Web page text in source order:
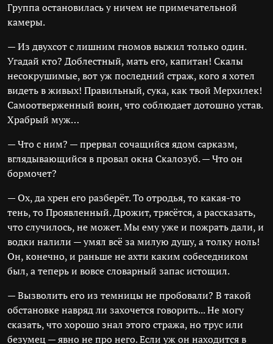
Группа остановилась у ничем не примечательной
камеры.
— Из двухсот с лишним гномов выжил только один.
Угадай кто? Доблестный, мать его, капитан! Скалы
несокрушимые, вот уж последний страж, кого я хотел
видеть в живых! Правильный, сука, как твой Мерхилек!
Самоотверженный воин, что соблюдает дотошно устав.
Храбрый муж…
— Что с ним? — прервал сочащийся ядом сарказм,
вглядывающийся в провал окна Скалозуб. — Что он
бормочет?
— Ох, да хрен его разберёт. То отродья, то какая-то
тень, то Проявленный. Дрожит, трясётся, а рассказать,
что случилось, не может. Мы ему уже и пожрать дали, и
водки налили — умял всё за милую душу, а толку ноль!
Он, конечно, и раньше не ахти каким собеседником
был, а теперь и вовсе словарный запас истощил.
— Вызволить его из темницы не пробовали? В такой
обстановке навряд ли захочется говорить... Не могу
сказать, что хорошо знал этого стража, но трус или
безумец — явно не про него. Если уж он находится в